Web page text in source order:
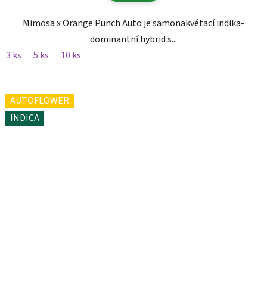
Mimosa x Orange Punch Auto je samonakvétací indika-
dominantní hybrid s...
3 ks
5 ks 10 ks
AUTOFLOWER
INDICA